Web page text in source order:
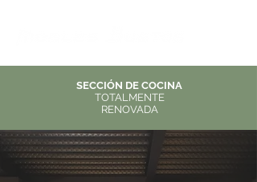
SECCIÓN DE COCINA
TOTALMENTE
RENOVADA